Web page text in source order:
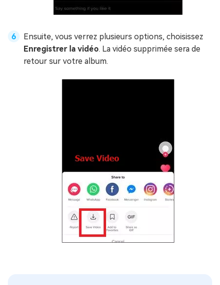
Ensuite, vous verrez plusieurs options, choisissez
Enregistrer la vidéo. La vidéo supprimée sera de
retour sur votre album.